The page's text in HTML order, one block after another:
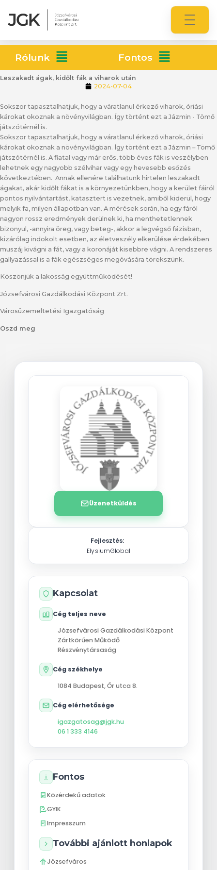
Rólunk Fontos
Leszakadt ágak, kidőlt fák a viharok után
2024-07-04
Sokszor tapasztalhatjuk, hogy a váratlanul érkező viharok, óriási
károkat okoznak a növényvilágban. Így történt ezt a Jázmin - Tömő
játszótérnél is.
Sokszor tapasztalhatjuk, hogy a váratlanul érkező viharok, óriási
károkat okoznak a növényvilágban. Így történt ezt a Jázmin – Tömő
játszótérnél is. A fiatal vagy már erős, több éves fák is veszélyben
lehetnek egy nagyobb szélvihar vagy egy hevesebb esőzés
következtében. Annak ellenére találhatunk hirtelen leszakadt
ágakat, akár kidőlt fákat is a környezetünkben, hogy a kerület fáiról
pontos nyilvántartást, katasztert is vezetnek, amiből kiderül, hogy
melyik fa, milyen állapotban van. A mérések során, ha egy fáról
nagyon rossz eredmények derülnek ki, ha menthetetlennek
bizonyul, -annyira öreg, vagy beteg-, akkor a legvégső fázisban,
kizárólag indokolt esetben, az életveszély elkerülése érdekében
muszáj kivágni a fát, vagy a koronáját kisebbre vágni. A rendszeres
gallyazással is a fák egészséges megóvására törekszünk.
Köszönjük a lakosság együttműködését!
Józsefvárosi Gazdálkodási Központ Zrt.
Városüzemeltetési Igazgatóság
Oszd meg
Üzenetküldés
Fejlesztés:
ElysiumGlobal
Kapcsolat
Cég teljes neve
Józsefvárosi Gazdálkodási Központ
Zártkörűen Működő
Részvénytársaság
Cég székhelye
1084 Budapest,Őr utca 8.
Cég elérhetősége
igazgatosag@jgk.hu
06 1 333 4146
Fontos
Közérdekű adatok
GYIK
Impresszum
További ajánlott honlapok
Józsefváros